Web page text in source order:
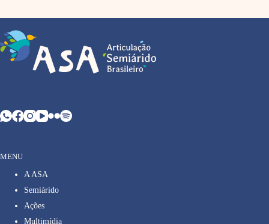
MENU
A ASA
Semiárido
Ações
Multimídia